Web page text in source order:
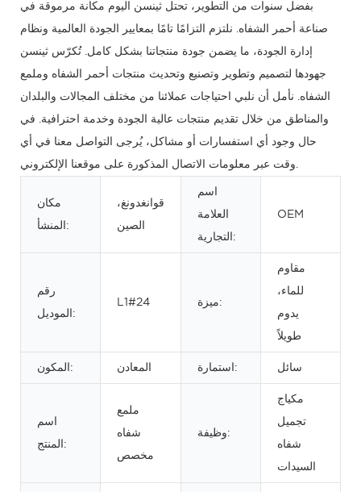
بفضل سنوات من التطوير، تحتل ثينسن اليوم مكانة مرموقة في
صناعة أحمر الشفاه. نلتزم التزامًا تامًا بمعايير الجودة العالمية ونظام
إدارة الجودة، ما يضمن جودة منتجاتنا بشكل كامل. تُكرّس ثينسن
جهودها لتصميم وتطوير وتصنيع وتحديث منتجات أحمر الشفاه وملمع
الشفاه. نأمل أن نلبي احتياجات عملائنا من مختلف المجالات والبلدان
والمناطق من خلال تقديم منتجات عالية الجودة وخدمة احترافية. في
حال وجود أي استفسارات أو مشاكل، يُرجى التواصل معنا في أي
مكان
المنشأ:
قوانغدونغ،
الصين
اسم
العلامة
التجارية:
OEM
رقم
الموديل:
L1#24 ميزة:
مقاوم
للماء،
يدوم
طويلاً
المكون: المعادن استمارة: سائل
اسم
المنتج:
ملمع
شفاه
مخصص
وظيفة:
مكياج
تجميل
شفاه
السيدات